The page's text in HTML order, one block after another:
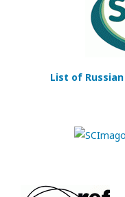
List of